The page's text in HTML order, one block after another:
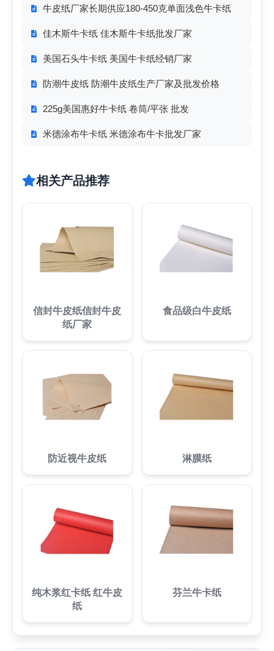
牛皮纸厂家长期供应180-450克单面浅色牛卡纸
佳木斯牛卡纸 佳木斯牛卡纸批发厂家
美国石头牛卡纸 美国牛卡纸经销厂家
防潮牛皮纸 防潮牛皮纸生产厂家及批发价格
225g美国惠好牛卡纸 卷筒/平张 批发
米德涂布牛卡纸 米德涂布牛卡批发厂家
相关产品推荐
信封牛皮纸信封牛皮
纸厂家
食品级白牛皮纸
防近视牛皮纸 淋膜纸
纯木浆红卡纸 红牛皮
纸
芬兰牛卡纸